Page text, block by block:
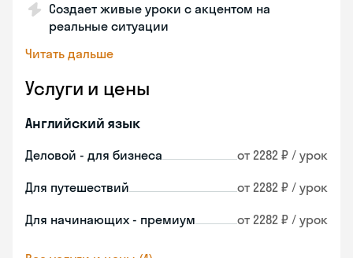
Создает живые уроки с акцентом на
реальные ситуации
Читать дальше
Услуги и цены
Английский язык
Деловой - для бизнеса от 2282 ₽ / урок
Для путешествий от 2282 ₽ / урок
Для начинающих - премиум от 2282 ₽ / урок